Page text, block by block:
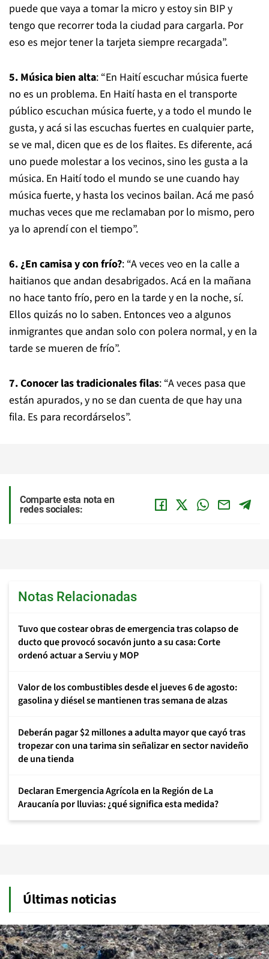
puede que vaya a tomar la micro y estoy sin BIP y
tengo que recorrer toda la ciudad para cargarla. Por
eso es mejor tener la tarjeta siempre recargada”.
5. Música bien alta: “En Haití escuchar música fuerte
no es un problema. En Haití hasta en el transporte
público escuchan música fuerte, y a todo el mundo le
gusta, y acá si las escuchas fuertes en cualquier parte,
se ve mal, dicen que es de los flaites. Es diferente, acá
uno puede molestar a los vecinos, sino les gusta a la
música. En Haití todo el mundo se une cuando hay
música fuerte, y hasta los vecinos bailan. Acá me pasó
muchas veces que me reclamaban por lo mismo, pero
ya lo aprendí con el tiempo”.
6. ¿En camisa y con frío?: “A veces veo en la calle a
haitianos que andan desabrigados. Acá en la mañana
no hace tanto frío, pero en la tarde y en la noche, sí.
Ellos quizás no lo saben. Entonces veo a algunos
inmigrantes que andan solo con polera normal, y en la
tarde se mueren de frío”.
7. Conocer las tradicionales filas: “A veces pasa que
están apurados, y no se dan cuenta de que hay una
fila. Es para recordárselos”.
Comparte esta nota en
redes sociales:
Notas Relacionadas
Tuvo que costear obras de emergencia tras colapso de
ducto que provocó socavón junto a su casa: Corte
ordenó actuar a Serviu y MOP
Valor de los combustibles desde el jueves 6 de agosto:
gasolina y diésel se mantienen tras semana de alzas
Deberán pagar $2 millones a adulta mayor que cayó tras
tropezar con una tarima sin señalizar en sector navideño
de una tienda
Declaran Emergencia Agrícola en la Región de La
Araucanía por lluvias: ¿qué significa esta medida?
Últimas noticias